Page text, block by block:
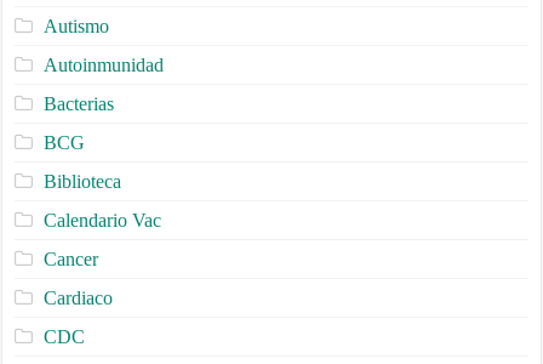
Autismo
Autoinmunidad
Bacterias
BCG
Biblioteca
Calendario Vac
Cancer
Cardiaco
CDC